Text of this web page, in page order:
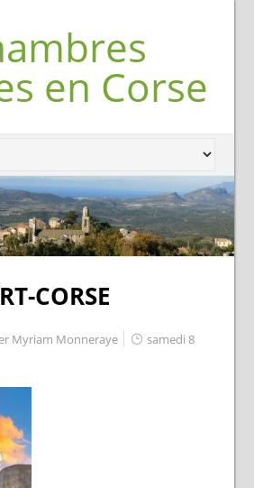
en Corse
CORSE
Myriam Monneraye
samedi 8